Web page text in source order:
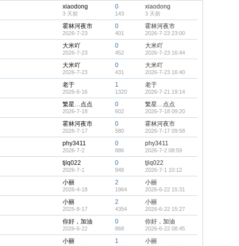
xiaodong
3 天前
0
143
xiaodong
3 天前
霍林河夜市
2026-7-23
0
401
霍林河夜市
2026-7-23 23:00
大米吖
2026-7-23
0
452
大米吖
2026-7-23 16:44
大米吖
2026-7-23
0
431
大米吖
2026-7-23 16:40
老于
2026-6-16
1
1320
老于
2026-7-21 19:14
繁星…点点
2026-7-18
0
602
繁星…点点
2026-7-18 09:20
霍林河夜市
2026-7-17
0
580
霍林河夜市
2026-7-17 09:58
phy3411
2026-7-2
0
886
phy3411
2026-7-2 08:59
tjlq022
2026-7-1
0
948
tjlq022
2026-7-1 10:12
小丽
2026-4-18
2
1964
小丽
2026-6-22 15:31
小丽
2025-8-17
2
4354
小丽
2026-6-22 15:27
你好，加油
2026-6-22
0
868
你好，加油
2026-6-22 08:45
小丽 1 小丽